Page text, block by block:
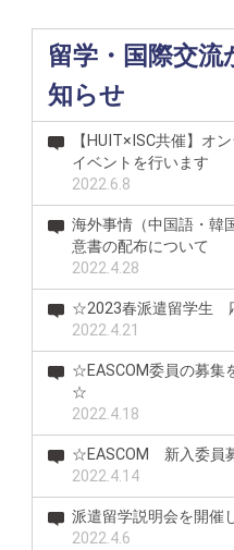
留学・国際交流
知らせ
【HUIT×ISC共催】オ
イベントを行います
2022.6.8
海外事情（中国語・韓
意書の配布について
2022.4.28
☆2023春派遣留学生
2022.4.21
☆EASCOM委員の募集
☆
2022.4.18
☆EASCOM 新入委員
2022.4.14
派遣留学説明会を開催
2022.4.6